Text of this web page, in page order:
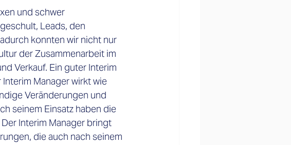
und schwer
Leads, den
konnten wir nicht nur
der Zusammenarbeit im
Verkauf. Ein guter Interim
Manager wirkt wie
Veränderungen und
seinem Einsatz haben die
Interim Manager bringt
die auch nach seinem